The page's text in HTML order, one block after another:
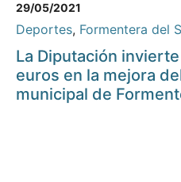
29/05/2021
Deportes, Formentera del
La Diputación
euros en la mejora
municipal de